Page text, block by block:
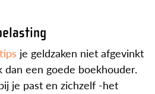
je geldzaken niet afgevinkt
een goede boekhouder.
je past en zichzelf -het